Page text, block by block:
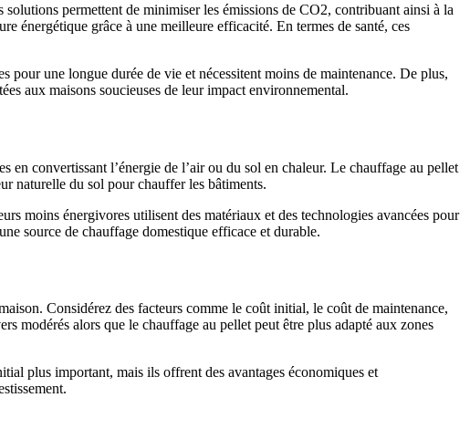
permettent de minimiser les émissions de CO2, contribuant ainsi à la
énergétique grâce à une meilleure efficacité. En termes de santé, ces
une longue durée de vie et nécessitent moins de maintenance. De plus,
aux maisons soucieuses de leur impact environnemental.
en convertissant l’énergie de l’air ou du sol en chaleur. Le chauffage au pellet
naturelle du sol pour chauffer les bâtiments.
moins énergivores utilisent des matériaux et des technologies avancées pour
source de chauffage domestique efficace et durable.
Considérez des facteurs comme le coût initial, le coût de maintenance,
modérés alors que le chauffage au pellet peut être plus adapté aux zones
plus important, mais ils offrent des avantages économiques et